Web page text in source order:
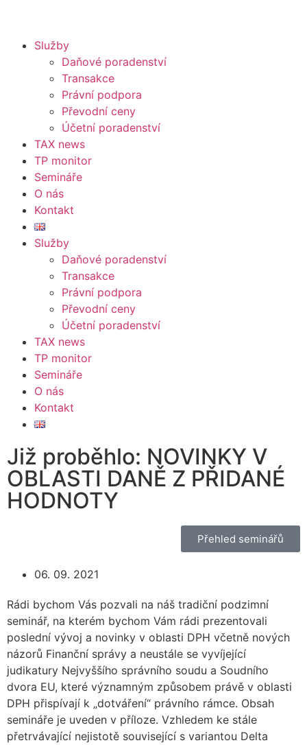
Služby
Daňové poradenství
Transakce
Právní podpora
Převodní ceny
Účetní poradenství
TAX news
TP monitor
Semináře
O nás
Kontakt
Služby
Daňové poradenství
Transakce
Právní podpora
Převodní ceny
Účetní poradenství
TAX news
TP monitor
Semináře
O nás
Kontakt
Již proběhlo: NOVINKY V
OBLASTI DANĚ Z PŘIDANÉ
HODNOTY
Přehled seminářů
06. 09. 2021
Rádi bychom Vás pozvali na náš tradiční podzimní
seminář, na kterém bychom Vám rádi prezentovali
poslední vývoj a novinky v oblasti DPH včetně nových
názorů Finanční správy a neustále se vyvíjející
judikatury Nejvyššího správního soudu a Soudního
dvora EU, které významným způsobem právě v oblasti
DPH přispívají k „dotváření“ právního rámce. Obsah
semináře je uveden v příloze. Vzhledem ke stále
přetrvávající nejistotě související s variantou Delta